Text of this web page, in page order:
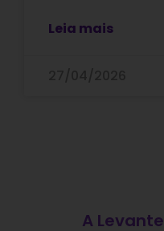
Leia mais
A Levante